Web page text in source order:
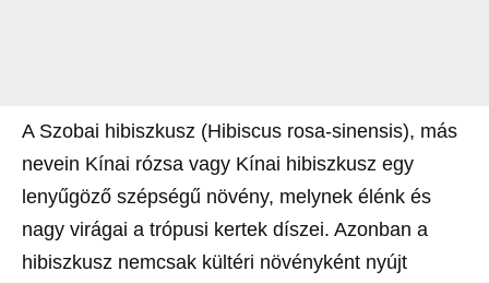
A Szobai hibiszkusz (Hibiscus rosa-sinensis), más
nevein Kínai rózsa vagy Kínai hibiszkusz egy
lenyűgöző szépségű növény, melynek élénk és
nagy virágai a trópusi kertek díszei. Azonban a
hibiszkusz nemcsak kültéri növényként nyújt